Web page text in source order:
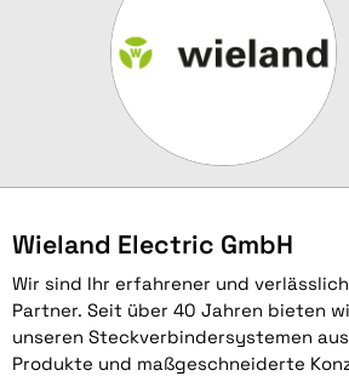
Wieland Electric GmbH
Wir sind Ihr erfahrener und
Partner. Seit über 40 Jahren bieten
unseren Steckverbindersystemen
Produkte und maßgeschneiderte